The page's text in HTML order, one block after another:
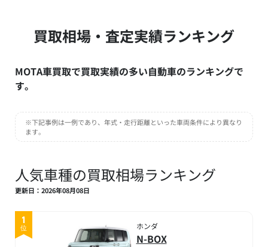
買取相場・査定実績ランキング
MOTA車買取で買取実績の多い自動車のランキングで
す。
※下記事例は一例であり、年式・走行距離といった車両条件により異なり
ます。
人気車種の買取相場ランキング
更新日：2026年08月08日
1
位 ホンダ
N-BOX